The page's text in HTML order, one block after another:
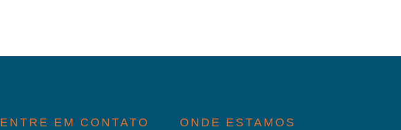
ENTRE EM CONTATO ONDE ESTAMOS